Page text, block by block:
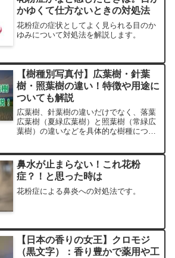
かゆくて仕方ないときの対処法
花粉症の症状としてよく見られる目のか
ゆみについて対処法を解説します。
【樹種別写真付】広葉樹・針葉
樹・照葉樹の違い！特徴や用途に
ついても解説
広葉樹、針葉樹の違いだけでなく、落葉
広葉樹（夏緑広葉樹）と照葉樹（常緑広
葉樹）の違いなどを具体的な樹種につい
ります。
鼻水が止まらない！これ花粉
症？！と思った時は
花粉症による鼻炎への対処法です。
【日本の香りの女王】クロモジ
（黒文字）：香り豊かで薬用や工